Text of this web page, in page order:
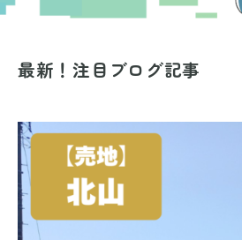
最新！注目ブログ記事